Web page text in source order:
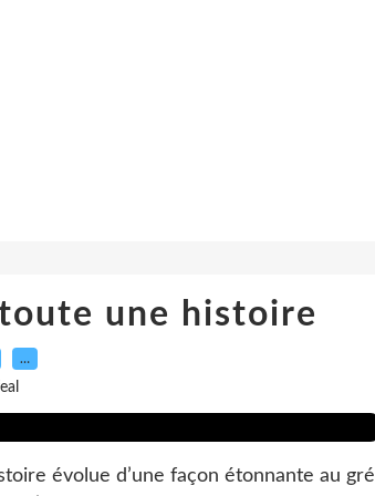
une histoire
…
évolue d’une façon étonnante au gré